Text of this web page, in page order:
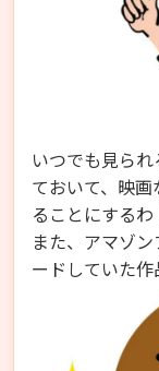
いつでも見ら
ておいて、映
ることにするわ
また、アマゾ
ードしていた